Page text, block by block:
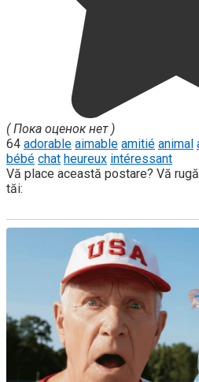
( Пока оценок нет )
64 adorable aimable amitié animal
bébé chat heureux intéressant
Vă place această postare? Vă
tăi: